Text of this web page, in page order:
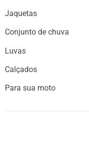
Jaquetas
Conjunto de chuva
Luvas
Calçados
Para sua moto